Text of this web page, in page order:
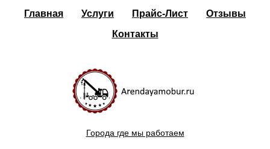
Главная Услуги Прайс-Лист
Отзывы
Контакты
Города где мы работаем